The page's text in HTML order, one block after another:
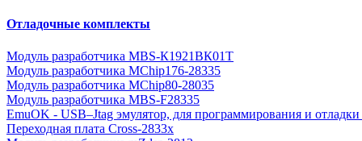
Отладочные комплекты
Модуль разработчика MBS-К1921ВК01Т
Модуль разработчика MChip176-28335
Модуль разработчика MChip80-28035
Модуль разработчика MBS-F28335
EmuOK - USB–Jtag эмулятор, для программирования и
Переходная плата Cross-2833x